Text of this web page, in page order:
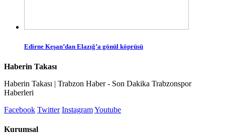
Edirne Keşan’dan Elazığ’a gönül köprüsü
Haberin Takası
Haberin Takası | Trabzon Haber - Son Dakika Trabzonspor
Haberleri
Facebook Twitter InstagramYoutube
Kurumsal